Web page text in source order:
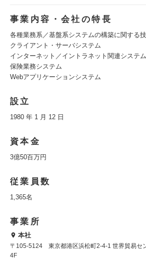
事業内容・会社の特長
各種業務系／基盤系システムの構築に関する
クライアント・サーバシステム
インターネット／イントラネット関連システム
保険業務システム
Webアプリケーションシステム
設立
1980 年 1 月 12 日
資本金
3億50百万円
従業員数
1,365名
事業所
本社
〒105-5124 東京都港区浜松町2-4-1 世界貿易セ
4F